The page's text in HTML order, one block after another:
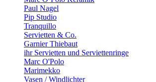
Paul Nagel
Pip Studio
Tranquillo
Servietten & Co.
Garnier Thiebaut
ihr Servietten und Serviettenringe
Marc O'Polo
Marimekko
Vasen / Windlichter